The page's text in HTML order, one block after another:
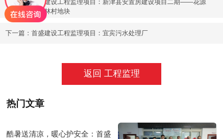
上一篇：
首盛建设工程监理项目：新津县安置房建设项目二期——花源
镇官林村地块
下一篇： 首盛建设工程监理项目：宜宾污水处理厂
返回 工程监理
热门文章
酷暑送清凉，暖心护安全：首盛